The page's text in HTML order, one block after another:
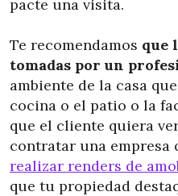
pacte una visita.
Te recomendamos que
tomadas por un
ambiente de la casa
cocina o el patio o la
que el cliente quiera
contratar una empresa
realizar renders de
que tu propiedad